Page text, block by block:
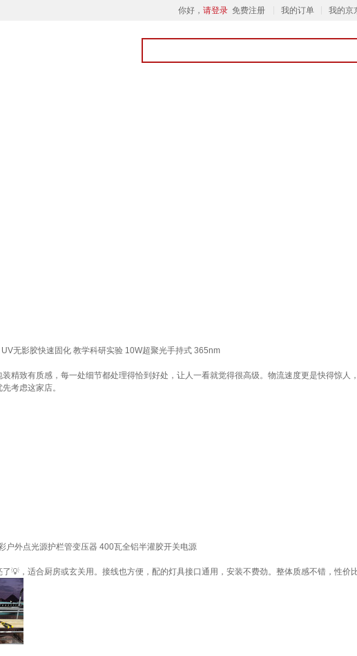
你好， 请登录 免费注册 我的订单 我的京
无影胶快速固化 教学科研实验 10W超聚光手持式 365nm
精致有质感，每一处细节都处理得恰到好处，让人一看就觉得很高级。物流速度更是快得惊
考虑这家店。
户外点光源护栏管变压器 400瓦全铝半灌胶开关电源
💡，适合厨房或玄关用。接线也方便，配的灯具接口通用，安装不费劲。整体质感不错，性价